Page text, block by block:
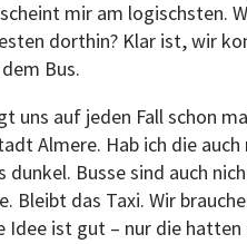
mir am logischsten.
dorthin? Klar ist, wir
Bus.
uns auf jeden Fall schon
Almere. Hab ich die
Busse sind auch
Bleibt das Taxi. Wir
ist gut – nur die hatten